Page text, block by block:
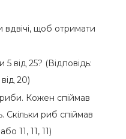
щоб отримати
5 від 25? (Відповідь:
20)
Кожен спіймав
Скільки риб спіймав
11, 11, 11)